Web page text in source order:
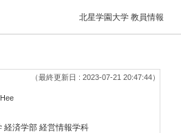
北星学園大学 教員情報
（最終更新日 : 2023-07-21 20:47:44）
経済学部 経営情報学科